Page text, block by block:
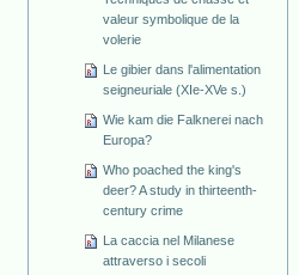
valeur symbolique de la
volerie
Le gibier dans l'alimentation
seigneuriale (XIe-XVe s.)
Wie kam die Falknerei nach
Europa?
Who poached the king's
deer? A study in thirteenth-
century crime
La caccia nel Milanese
attraverso i secoli